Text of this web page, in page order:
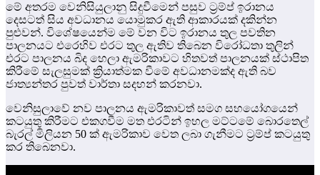
මේ අතරම වෙනිසියුලානු සිදුවීමෙන් පසුව ට්‍රම්ප් ඉරානය
දෙසටත් සිය අවධානය යොමුකර ඇති ආකාරයක් දකින්න
පුළුවන්. විශේෂයෙන්ම මේ වන විට ඉරානය තුල පවතින
පාලනයට එරෙහිව එරට තුල ඇතිව තිබෙන විරෝධතා තුලින්
එරට පාලනය බිද හෙලා ඇමරිකාවට හිතවත් පාලනයක් ස්ථාපිත
කිරීමේ සැලසුමක් ක්‍රියාත්මක වීමේ අවධානමක්ද ඇති බව
ජාත්‍යන්තර පුවත් වාර්තා සදහන් කරනවා.
වෙනිසුලාවේ නව පාලනය ඇමරිකාවත් සමග සහයෝගයෙන්
කටයුතු කිරීමට එකගවීම මත එරටින් ඉහල මට්ටමේ බොරතෙල්
බැරල් මිලියන 50 ක් ඇමරිකාව වෙත ලබා ගැනීමට ට්‍රම්ප් කටයුතු
කර තිබෙනවා.